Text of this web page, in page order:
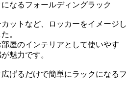
なるフォールディングラック
ットなど、ロッカーをイメージし
。
屋のインテリアとして使いやす
魅力です。
げるだけで簡単にラックになるフ